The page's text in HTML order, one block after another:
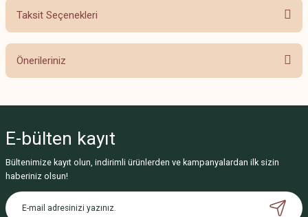
Taksit Seçenekleri
Önerileriniz
Görüş ve önerileriniz için teşekkür ederiz.
Ürün resmi kalitesiz, bozuk veya görüntülenemiyor.
Ürün açıklamasında eksik bilgiler bulunuyor.
Ürün bilgilerinde hatalar bulunuyor.
E-bülten kayıt
Bültenimize kayıt olun, indirimli ürünlerden ve kampanyalardan ilk sizin
haberiniz olsun!